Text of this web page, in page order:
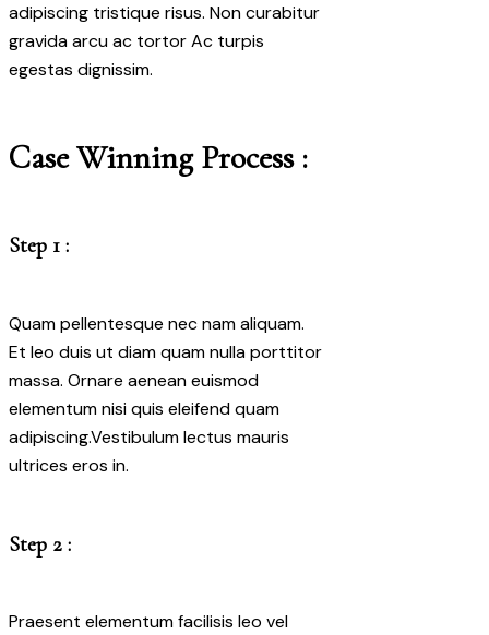
adipiscing tristique risus. Non curabitur
gravida arcu ac tortor Ac turpis
egestas dignissim.
Case Winning Process :
Step 1 :
Quam pellentesque nec nam aliquam.
Et leo duis ut diam quam nulla porttitor
massa. Ornare aenean euismod
elementum nisi quis eleifend quam
adipiscing.Vestibulum lectus mauris
ultrices eros in.
Step 2 :
Praesent elementum facilisis leo vel